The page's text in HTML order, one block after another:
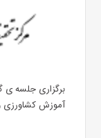
برگزاری جلسه ی
آموزش کشاورزی